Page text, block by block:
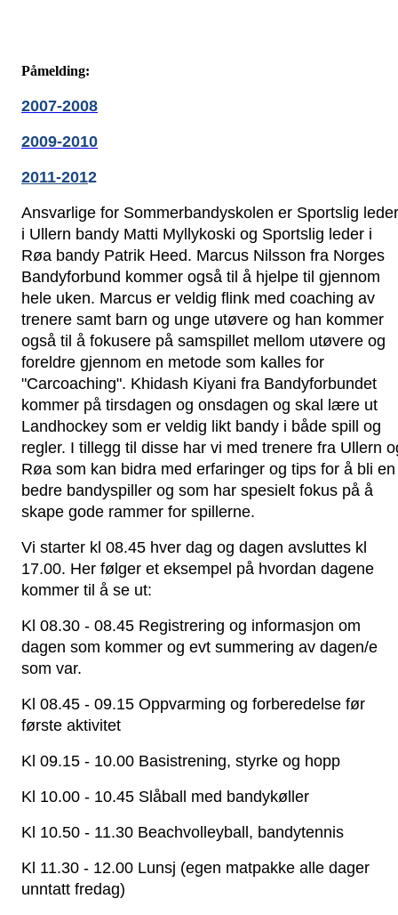
Påmelding:
2007-2008
2009-2010
2011-2012
Ansvarlige for Sommerbandyskolen er Sportslig leder
i Ullern bandy Matti Myllykoski og Sportslig leder i
Røa bandy Patrik Heed. Marcus Nilsson fra Norges
Bandyforbund kommer også til å hjelpe til gjennom
hele uken. Marcus er veldig flink med coaching av
trenere samt barn og unge utøvere og han kommer
også til å fokusere på samspillet mellom utøvere og
foreldre gjennom en metode som kalles for
"Carcoaching". Khidash Kiyani fra Bandyforbundet
kommer på tirsdagen og onsdagen og skal lære ut
Landhockey som er veldig likt bandy i både spill og
regler. I tillegg til disse har vi med trenere fra Ullern
Røa som kan bidra med erfaringer og tips for å bli en
bedre bandyspiller og som har spesielt fokus på å
skape gode rammer for spillerne.
Vi starter kl 08.45 hver dag og dagen avsluttes kl
17.00. Her følger et eksempel på hvordan dagene
kommer til å se ut:
Kl 08.30 - 08.45 Registrering og informasjon om
dagen som kommer og evt summering av dagen/e
som var.
Kl 08.45 - 09.15 Oppvarming og forberedelse før
første aktivitet
Kl 09.15 - 10.00 Basistrening, styrke og hopp
Kl 10.00 - 10.45 Slåball med bandykøller
Kl 10.50 - 11.30 Beachvolleyball, bandytennis
Kl 11.30 - 12.00 Lunsj (egen matpakke alle dager
unntatt fredag)